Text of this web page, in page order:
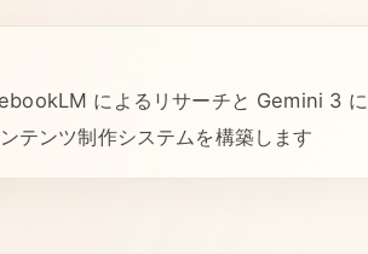
によるリサーチと Gemini 3 に
テンツ制作システムを構築します